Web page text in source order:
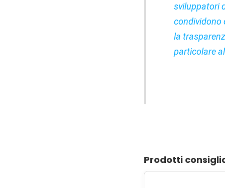
sviluppatori
condividono
la
particolare
Prodotti